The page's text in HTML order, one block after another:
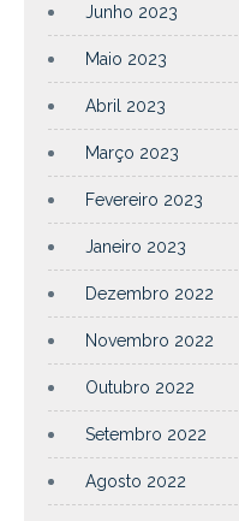
Junho 2023
Maio 2023
Abril 2023
Março 2023
Fevereiro 2023
Janeiro 2023
Dezembro 2022
Novembro 2022
Outubro 2022
Setembro 2022
Agosto 2022